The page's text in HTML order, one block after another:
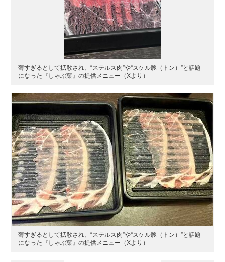
薄すぎるとして拡散され、“ステルス肉”や“スケル豚（トン）”と話題
になった『しゃぶ葉』の提供メニュー（Xより）
薄すぎるとして拡散され、“ステルス肉”や“スケル豚（トン）”と話題
になった『しゃぶ葉』の提供メニュー（Xより）